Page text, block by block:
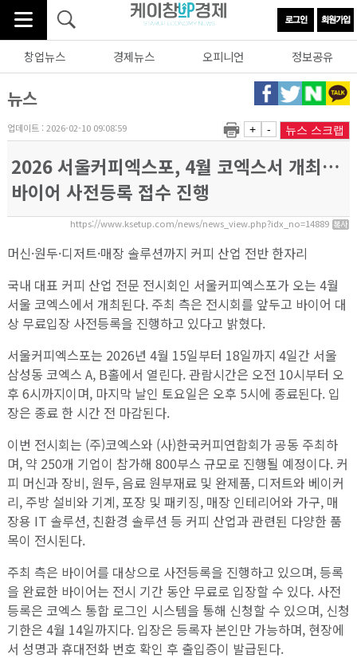
창업뉴스 경제뉴스 오피니언 정보공유
뉴스
업데이트 : 2026-02-10 09:08:59 + - 뉴스 스크랩
2026 서울커피엑스포, 4월 코엑스서 개최…
바이어 사전등록 접수 진행
https://www.ksetup.com/news/news_view.php?idx_no=14889
머신·원두·디저트·매장 솔루션까지 커피 산업 전반 한자리
국내 대표 커피 산업 전문 전시회인 서울커피엑스포가 오는 4월
서울 코엑스에서 개최된다. 주최 측은 전시회를 앞두고 바이어 대
상 무료입장 사전등록을 진행하고 있다고 밝혔다.
서울커피엑스포는 2026년 4월 15일부터 18일까지 4일간 서울
삼성동 코엑스 A, B홀에서 열린다. 관람시간은 오전 10시부터 오
후 6시까지이며, 마지막 날인 토요일은 오후 5시에 종료된다. 입
장은 종료 한 시간 전 마감된다.
이번 전시회는 (주)코엑스와 (사)한국커피연합회가 공동 주최하
며, 약 250개 기업이 참가해 800부스 규모로 진행될 예정이다. 커
피 머신과 장비, 원두, 음료 원부재료 및 완제품, 디저트와 베이커
리, 주방 설비와 기계, 포장 및 패키징, 매장 인테리어와 가구, 매
장용 IT 솔루션, 친환경 솔루션 등 커피 산업과 관련된 다양한 품
목이 전시된다.
주최 측은 바이어를 대상으로 사전등록을 진행하고 있으며, 등록
을 완료한 바이어는 전시 기간 동안 무료로 입장할 수 있다. 사전
등록은 코엑스 통합 로그인 시스템을 통해 신청할 수 있으며, 신청
기한은 4월 14일까지다. 입장은 등록자 본인만 가능하며, 현장에
서 성명과 휴대전화 번호 확인 후 출입증이 발급된다.